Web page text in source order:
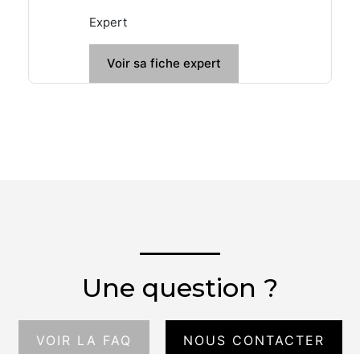
Expert
Voir sa fiche expert
Une question ?
VOIR LA FAQ NOUS CONTACTER